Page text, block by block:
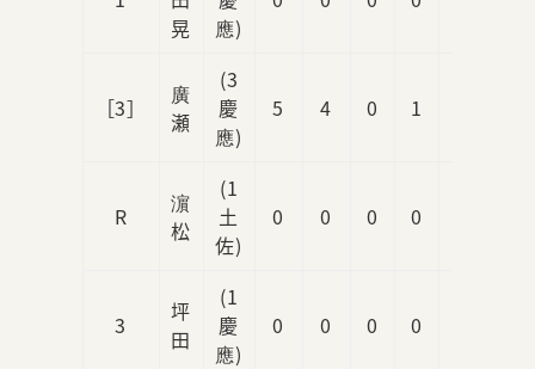
晃
應)
［3］
廣
瀬
(3
慶
應)
5 4 0 1
R
濵
松
(1
土
佐)
0 0 0 0
3
坪
田
(1
慶
應)
0 0 0 0